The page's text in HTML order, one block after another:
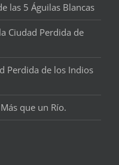
las 5 Águilas Blancas
Ciudad Perdida de
Perdida de los Indios
que un Río.